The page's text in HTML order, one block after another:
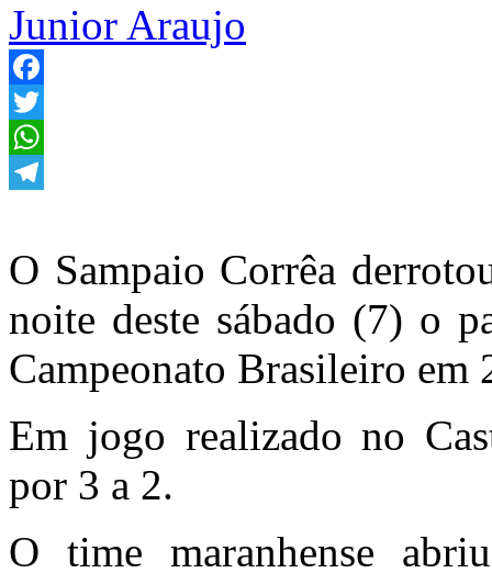
Junior Araujo
Facebook
Twitter
WhatsApp
O Sampaio Corrêa
noite deste sábado (7) o
Campeonato Brasileiro em
Em jogo realizado no
por 3 a 2.
O time maranhense